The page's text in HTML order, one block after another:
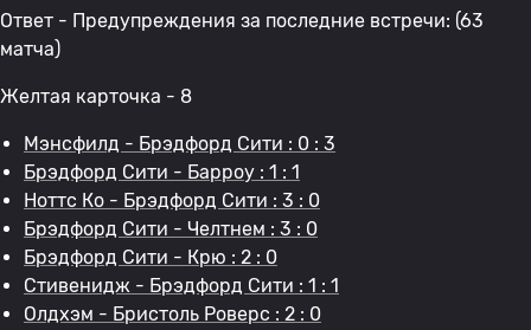
Ответ - Предупреждения за последние встречи: (63
матча)
Желтая карточка - 8
Мэнсфилд - Брэдфорд Сити : 0 : 3
Брэдфорд Сити - Барроу : 1 : 1
Ноттс Ко - Брэдфорд Сити : 3 : 0
Брэдфорд Сити - Челтнем : 3 : 0
Брэдфорд Сити - Крю : 2 : 0
Стивенидж - Брэдфорд Сити : 1 : 1
Олдхэм - Бристоль Роверс : 2 : 0